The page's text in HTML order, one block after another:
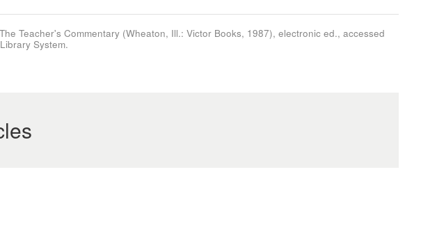
Teacher's Commentary (Wheaton, Ill.: Victor Books, 1987), electronic ed., accessed
System.